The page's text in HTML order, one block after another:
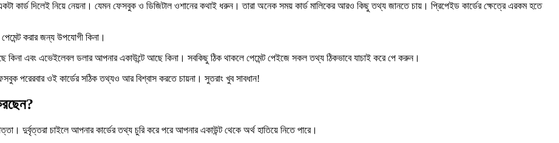
দিলেই নিয়ে নেয়না। যেমন ফেসবুক ও ডিজিটাল ওশানের কথাই ধরুন। তারা অনেক সময় কার্ড মালিকের আরও কিছু তথ্য জানতে চায়। প্রিপেইড কার্ডের ক্ষেত্রে এরকম হতে
করার জন্য উপযোগী কিনা।
আছে কিনা এবং এভেইলেবল ডলার আপনার একাউন্টে আছে কিনা। সবকিছু ঠিক থাকলে পেমেন্ট পেইজে সকল তথ্য ঠিকভাবে যাচাই করে পে করুন।
পরেরবার ওই কার্ডের সঠিক তথ্যও আর বিশ্বাস করতে চায়না। সুতরাং খুব সাবধান!
দুর্বৃত্তরা চাইলে আপনার কার্ডের তথ্য চুরি করে পরে আপনার একাউন্ট থেকে অর্থ হাতিয়ে নিতে পারে।